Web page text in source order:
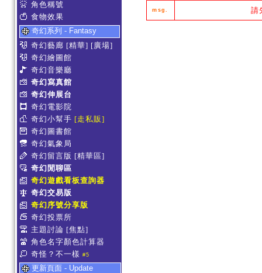
角色稱號
食物效果
奇幻系列 - Fantasy
奇幻藝廊 [精華] [廣場]
奇幻繪圖館
奇幻音樂廳
奇幻寫真館
奇幻伸展台
奇幻電影院
奇幻小幫手 [走私販]
奇幻圖書館
奇幻氣象局
奇幻留言版 [精華區]
奇幻閒聊區
奇幻遊戲看板查詢器
奇幻交易版
奇幻序號分享版
奇幻投票所
主題討論 [焦點]
角色名字顏色計算器
奇怪？不一樣 #5
更新頁面 - Update
msg. 請